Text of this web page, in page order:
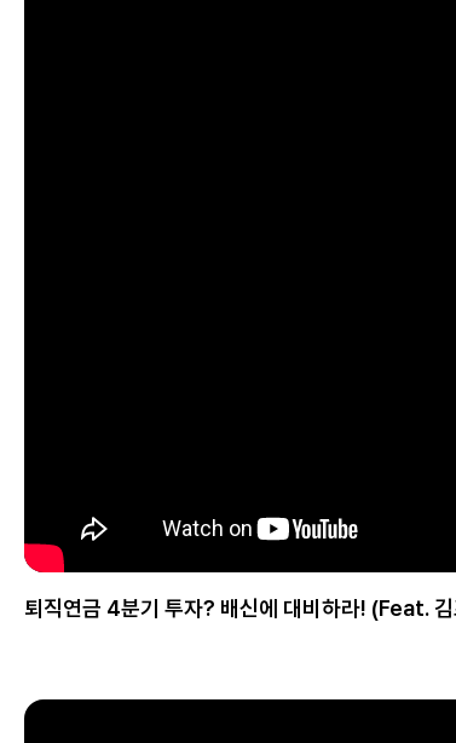
퇴직연금 4분기 투자? 배신에 대비하라! (Feat.